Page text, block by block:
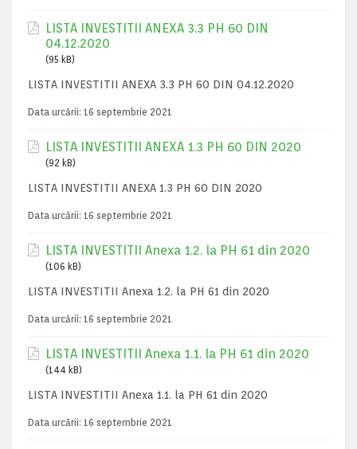
LISTA INVESTITII ANEXA 3.3 PH 60 DIN
04.12.2020
(95 kB)
LISTA INVESTITII ANEXA 3.3 PH 60 DIN 04.12.2020
Data urcării: 16 septembrie 2021
LISTA INVESTITII ANEXA 1.3 PH 60 DIN 2020
(92 kB)
LISTA INVESTITII ANEXA 1.3 PH 60 DIN 2020
Data urcării: 16 septembrie 2021
LISTA INVESTITII Anexa 1.2. la PH 61 din 2020
(106 kB)
LISTA INVESTITII Anexa 1.2. la PH 61 din 2020
Data urcării: 16 septembrie 2021
LISTA INVESTITII Anexa 1.1. la PH 61 din 2020
(144 kB)
LISTA INVESTITII Anexa 1.1. la PH 61 din 2020
Data urcării: 16 septembrie 2021